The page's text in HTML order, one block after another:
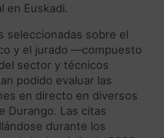
en Euskadi.
seleccionadas sobre el
y el jurado —compuesto
sector y técnicos
podido evaluar las
en directo en diversos
Durango. Las citas
durante los